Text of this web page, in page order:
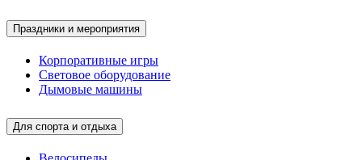
Праздники и мероприятия
Корпоративные игры
Световое оборудование
Дымовые машины
Для спорта и отдыха